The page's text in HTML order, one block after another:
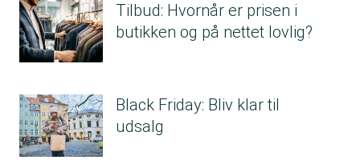
Tilbud: Hvornår er prisen i
butikken og på nettet lovlig?
Black Friday: Bliv klar til
udsalg